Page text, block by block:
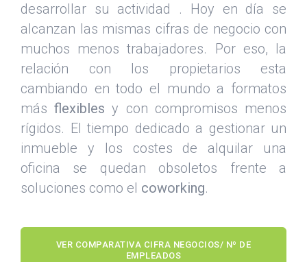
desarrollar su actividad . Hoy en día se
alcanzan las mismas cifras de negocio con
muchos menos trabajadores. Por eso, la
relación con los propietarios esta
cambiando en todo el mundo a formatos
másflexibles y con compromisos menos
rígidos. El tiempo dedicado a gestionar un
inmueble y los costes de alquilar una
oficina se quedan obsoletos frente a
soluciones como el coworking.
VER COMPARATIVA CIFRA NEGOCIOS/ Nº DE
EMPLEADOS